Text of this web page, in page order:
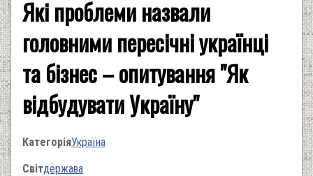
Які проблеми назвали
головними пересічні українці
та бізнес – опитування "Як
відбудувати Україну"
КатегоріяУкраїна
Світдержава